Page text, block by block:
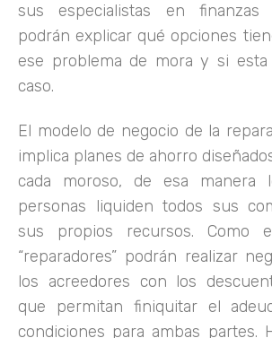
sus especialistas en finanzas
podrán explicar qué opciones
ese problema de mora y si
caso.
El modelo de negocio de la
implica planes de ahorro
cada moroso, de esa manera
personas liquiden todos sus
sus propios recursos. Como
“reparadores” podrán realizar
los acreedores con los
que permitan finiquitar el
condiciones para ambas partes.